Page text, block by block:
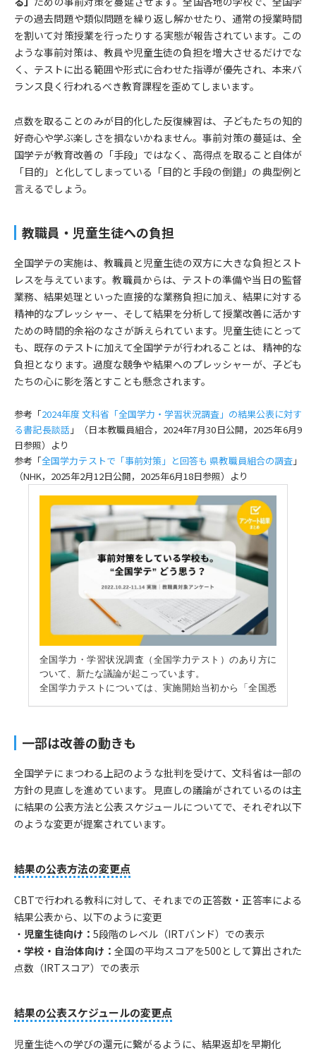
テの過去問題や類似問題を繰り返し解かせたり、通常の授業時間
を割いて対策授業を行ったりする実態が報告されています。この
ような事前対策は、教員や児童生徒の負担を増大させるだけでな
く、テストに出る範囲や形式に合わせた指導が優先され、本来バ
ランス良く行われるべき教育課程を歪めてしまいます。
点数を取ることのみが目的化した反復練習は、子どもたちの知的
好奇心や学ぶ楽しさを損ないかねません。事前対策の蔓延は、全
国学テが教育改善の「手段」ではなく、高得点を取ること自体が
「目的」と化してしまっている「目的と手段の倒錯」の典型例と
言えるでしょう。
教職員・児童生徒への負担
全国学テの実施は、教職員と児童生徒の双方に大きな負担とスト
レスを与えています。教職員からは、テストの準備や当日の監督
業務、結果処理といった直接的な業務負担に加え、結果に対する
精神的なプレッシャー、そして結果を分析して授業改善に活かす
ための時間的余裕のなさが訴えられています。児童生徒にとって
も、既存のテストに加えて全国学テが行われることは、精神的な
負担となります。過度な競争や結果へのプレッシャーが、子ども
たちの心に影を落とすことも懸念されます。
参考「2024年度 文科省「全国学力・学習状況調査」の結果公表に対す
る書記長談話 」（日本教職員組合，2024年7月30日公開，2025年6月9
日参照）より
参考「全国学力テストで「事前対策」と回答も 県教職員組合の調査 」
（NHK，2025年2月12日公開，2025年6月18日参照）より
一部は改善の動きも
全国学テにまつわる上記のような批判を受けて、文科省は一部の
方針の見直しを進めています。見直しの議論がされているのは主
に結果の公表方法と公表スケジュールについてで、それぞれ以下
のような変更が提案されています。
結果の公表方法の変更点
CBTで行われる教科に対して、それまでの正答数・正答率による
結果公表から、以下のように変更
・ 児童生徒向け： 5段階のレベル（IRTバンド）での表示
・学校・自治体向け：全国の平均スコアを500として算出された
点数（IRTスコア）での表示
結果の公表スケジュールの変更点
児童生徒への学びの還元に繋がるように、結果返却を早期化